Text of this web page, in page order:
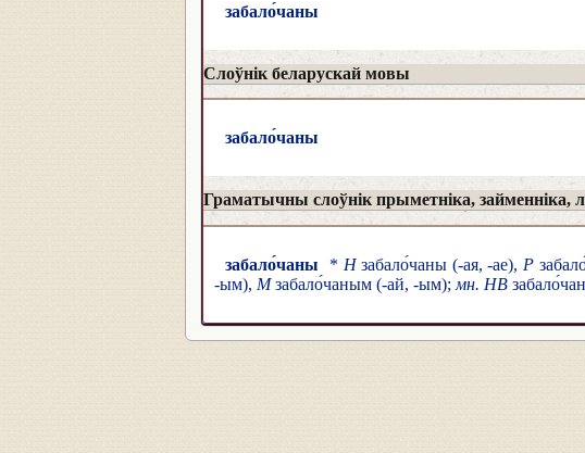
забало́чаны
Слоўнік беларускай мовы
забало́чаны
Граматычны слоўнік прыметніка, займенніка,
забало́чаны * Нзабало́чаны (-ая, -ае), Р
-ым), Мзабало́чаным (-ай, -ым); мн. НВ